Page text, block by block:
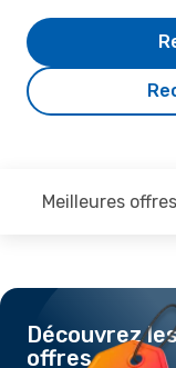
Meilleures offres
Découvrez
offres